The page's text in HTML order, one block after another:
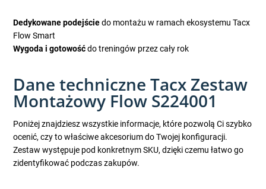
Dedykowane podejściedo montażu w ramach ekosystemu Tacx
Flow Smart
Wygoda i gotowośćdo treningów przez cały rok
Dane techniczne Tacx Zestaw
Montażowy Flow S224001
Poniżej znajdziesz wszystkie informacje, które pozwolą Ci szybko
ocenić, czy to właściwe akcesorium do Twojej konfiguracji.
Zestaw występuje pod konkretnym SKU, dzięki czemu łatwo go
zidentyfikować podczas zakupów.